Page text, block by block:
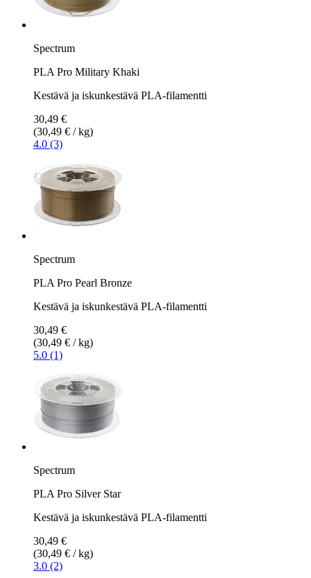
Spectrum
PLA Pro Military Khaki
Kestävä ja iskunkestävä PLA-filamentti
30,49 €
(30,49 € / kg)
4.0 (3)
Spectrum
PLA Pro Pearl Bronze
Kestävä ja iskunkestävä PLA-filamentti
30,49 €
(30,49 € / kg)
5.0 (1)
Spectrum
PLA Pro Silver Star
Kestävä ja iskunkestävä PLA-filamentti
30,49 €
(30,49 € / kg)
3.0 (2)